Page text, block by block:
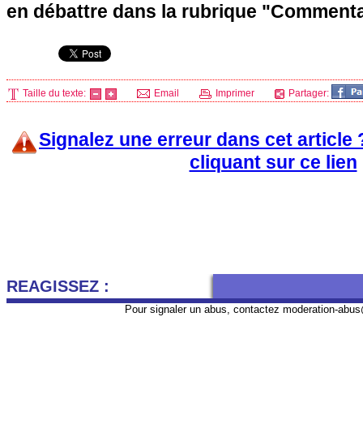
en débattre dans la rubrique
Taille du texte: Email Imprimer Partager:
Signalez une erreur dans cet article
cliquant sur ce lien
REAGISSEZ :
Pour signaler un abus, contactez moderation-